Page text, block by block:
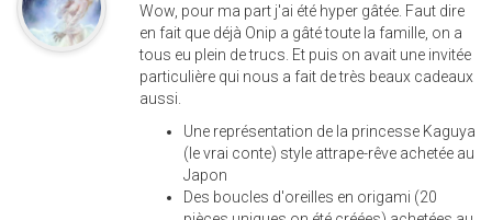
Wow, pour ma part j'ai été hyper gâtée. Faut dire
en fait que déjà Onip a gâté toute la famille, on a
tous eu plein de trucs. Et puis on avait une invitée
particulière qui nous a fait de très beaux cadeaux
aussi.
Une représentation de la princesse Kaguya
(le vrai conte) style attrape-rêve achetée au
Japon
Des boucles d'oreilles en origami (20